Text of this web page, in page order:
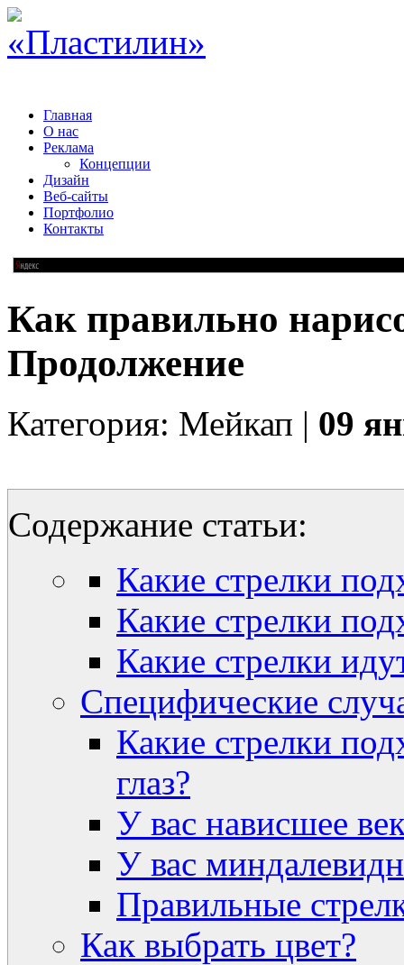
Главная
О нас
Реклама
Концепции
Дизайн
Веб-сайты
Портфолио
Контакты
Как правильно
Продолжение
Категория: Мейкап | 09
Содержание статьи:
Какие стрелки
Какие стрелки
Какие стрелки
Специфические
Какие стрелки
глаз?
У вас нависшее
У вас
Правильные
Как выбрать цвет?